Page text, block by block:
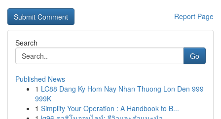
Report Page
Search
Go
Published News
1 LC88 Dang Ky Hom Nay Nhan Thuong Lon Den 999
999K
1 Simplify Your Operation : A Handbook to B...